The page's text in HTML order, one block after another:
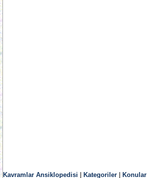
Kavramlar Ansiklopedisi Kategoriler Konular